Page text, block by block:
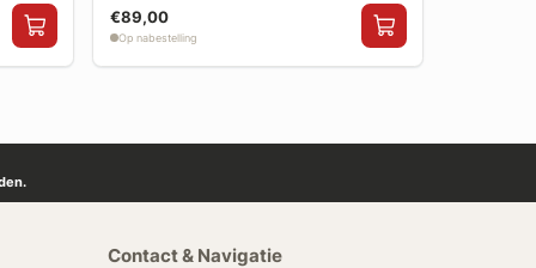
€89,00
Op nabestelling
Contact & Navigatie